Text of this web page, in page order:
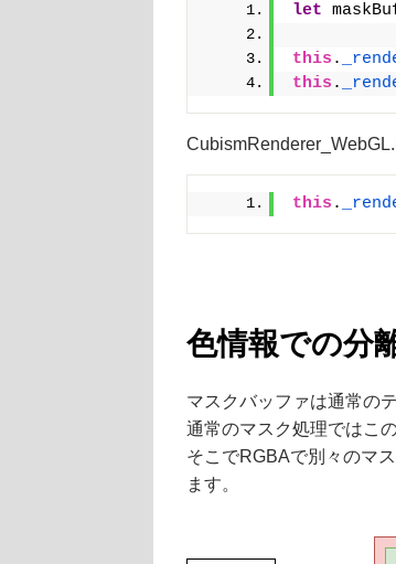
let
this .
this .
this .
色情報での分
マスクバッファは通常の
通常のマスク処理ではこ
そこでRGBAで別々のマ
ます。